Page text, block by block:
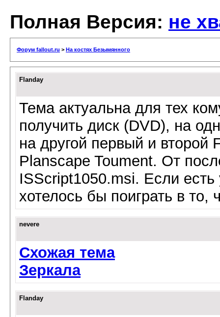
Полная Версия: не
Форум fallout.ru > На костях Безымянного
Flanday
Тема актуальна для тех
получить диск (DVD), на
на другой первый и второй
Planscape Toument. От
ISScript1050.msi. Если есть
хотелось бы поиграть в то,
nevere
Схожая тема
Зеркала
Flanday